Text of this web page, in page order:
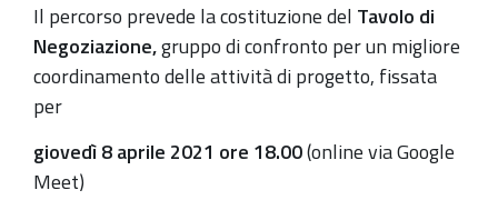
Il percorso prevede la costituzione del Tavolo di
Negoziazione,gruppo di confronto per un migliore
coordinamento delle attività di progetto, fissata
per
giovedì 8 aprile 2021 ore 18.00(online via Google
Meet)